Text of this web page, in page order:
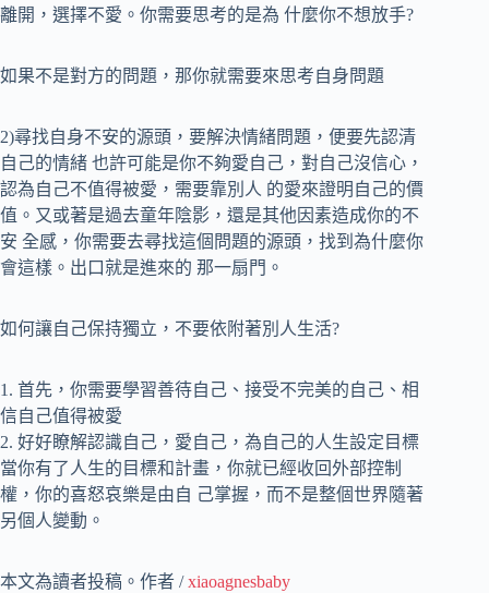
離開，選擇不愛。你需要思考的是為 什麼你不想放手?
如果不是對方的問題，那你就需要來思考自身問題
2)尋找自身不安的源頭，要解決情緒問題，便要先認清
自己的情緒 也許可能是你不夠愛自己，對自己沒信心，
認為自己不值得被愛，需要靠別人 的愛來證明自己的價
值。又或著是過去童年陰影，還是其他因素造成你的不
安 全感，你需要去尋找這個問題的源頭，找到為什麼你
會這樣。出口就是進來的 那一扇門。
如何讓自己保持獨立，不要依附著別人生活?
1. 首先，你需要學習善待自己、接受不完美的自己、相
信自己值得被愛
2. 好好瞭解認識自己，愛自己，為自己的人生設定目標
當你有了人生的目標和計畫，你就已經收回外部控制
權，你的喜怒哀樂是由自 己掌握，而不是整個世界隨著
另個人變動。
本文為讀者投稿。作者 /xiaoagnesbaby